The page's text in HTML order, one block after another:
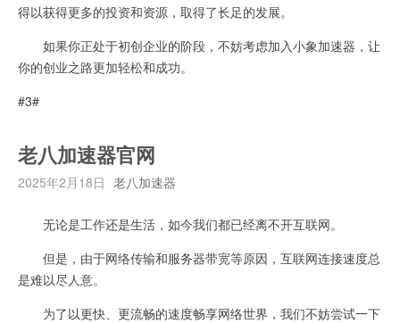
得以获得更多的投资和资源，取得了长足的发展。
如果你正处于初创企业的阶段，不妨考虑加入小象加速器，让
你的创业之路更加轻松和成功。
#3#
老八加速器官网
2025年2月18日 老八加速器
无论是工作还是生活，如今我们都已经离不开互联网。
但是，由于网络传输和服务器带宽等原因，互联网连接速度总
是难以尽人意。
为了以更快、更流畅的速度畅享网络世界，我们不妨尝试一下